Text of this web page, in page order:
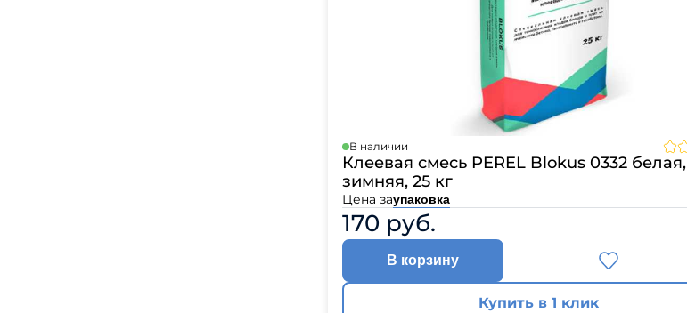
В наличии
Клеевая смесь PEREL Blokus 0332 белая,
зимняя, 25 кг
Цена заупаковка
170 руб.
В корзину
Купить в 1 клик